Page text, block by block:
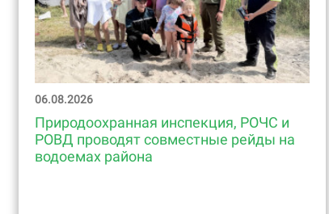
06.08.2026
Природоохранная инспекция, РОЧС и
РОВД проводят совместные рейды на
водоемах района